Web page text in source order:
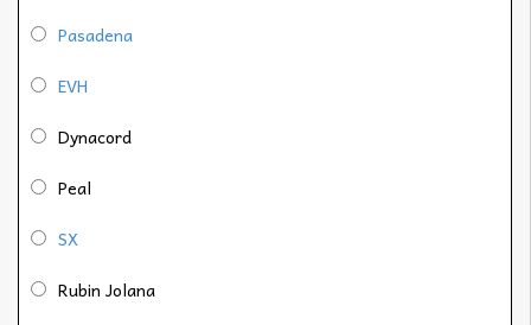
Pasadena
EVH
Dynacord
Peal
SX
Rubin Jolana